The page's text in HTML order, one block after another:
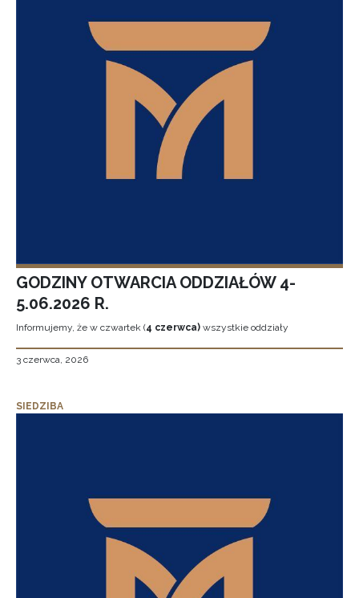
GODZINY OTWARCIA ODDZIAŁÓW 4-
5.06.2026 R.
Informujemy, że w czwartek (4 czerwca) wszystkie oddziały
3 czerwca, 2026
SIEDZIBA